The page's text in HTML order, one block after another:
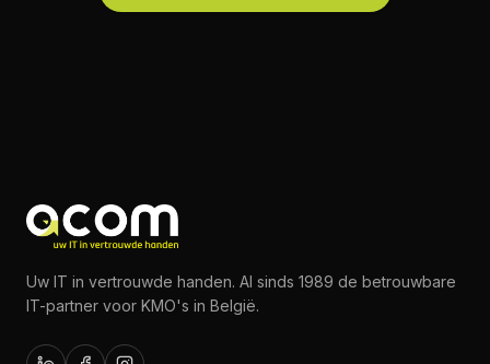
Uw IT in vertrouwde handen. Al sinds 1989 de betrouwbare
IT-partner voor KMO's in België.